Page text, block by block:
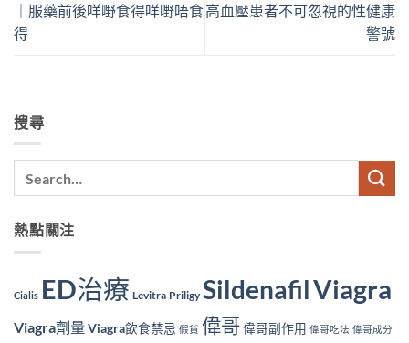
｜服藥前後咩嘢食得咩嘢唔食
得
高血壓患者不可忽視的性健康
警號
搜尋
熱點關注
Cialis ED治療 Levitra Priligy SildenafilViagra
Viagra劑量Viagra飲食禁忌 假貨 偉哥偉哥副作用 偉哥吃法 偉哥成分